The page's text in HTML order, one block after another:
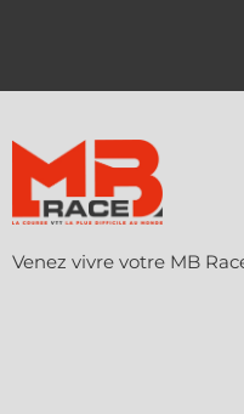
Venez vivre votre MB